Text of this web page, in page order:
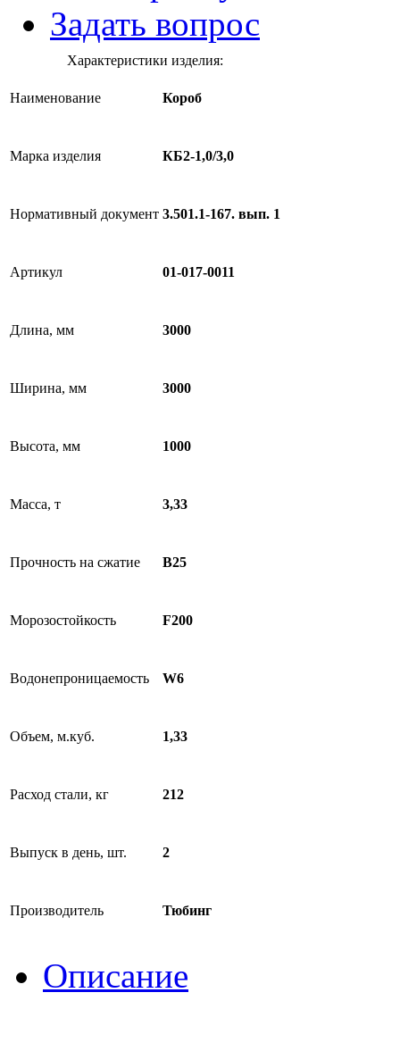
Задать вопрос
Характеристики изделия:
Наименование Короб
Марка изделия КБ2-1,0/3,0
Нормативный документ 3.501.1-167. вып. 1
Артикул 01-017-0011
Длина, мм 3000
Ширина, мм 3000
Высота, мм 1000
Масса, т 3,33
Прочность на сжатие B25
Морозостойкость F200
Водонепроницаемость W6
Объем, м.куб. 1,33
Расход стали, кг 212
Выпуск в день, шт. 2
Производитель Тюбинг
Описание